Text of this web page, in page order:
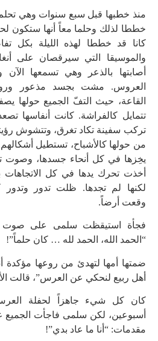
منذ خطبها قبل سبع سنوات وهي تحلم
خططا لذلك وحلما معاً أنها ستكون
كانا قد خططا لهذه الليلة بكل
والموسيقا التي سيرقصان على
أصابتها بالذعر وهي تسمعها
العروس. مشت بجسد مذعور
القاعة، حيث التفّ الجميع حولها
تتمايل كالفراشة. كانت أنفاسها
تركب سفينة تكاد تغرق، وتتشوش
من حولها كالأشباح، تستطيل
يخِزها في كل أنحاء جسدها، وصوت
أخذت تحرك يدها في كل الاتجاهات
لكنها لم تجدها. ظلت تدور وتدور
وقعت أرضاً.
فجأة استيقظت سلمى على صوت
“الحمد الله، الحمد لله … كان حلماً”!
ضمتها أمها لتهدئ من روعها مؤكدة
أهل ربيع لنحكي عن العرس”، قالت
كان كل شيء جاهزاً لحفلة
أسبوعين، لكن سلمى فاجأت الجميع
مقدمات: “أنا ما عاد بدي”!